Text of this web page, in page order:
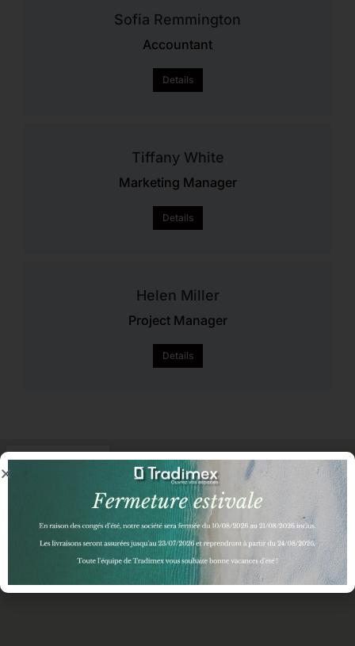
Sofia Remmington
Accountant
Details
Tiffany White
Marketing Manager
Details
Helen Miller
Project Manager
Details